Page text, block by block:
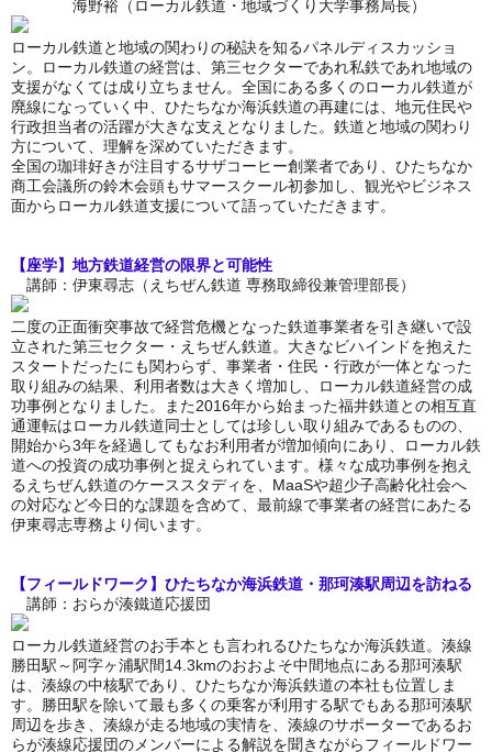
海野裕（ローカル鉄道・地域づくり大学事務局長）
ローカル鉄道と地域の関わりの秘訣を知るパネルディスカッショ
ン。ローカル鉄道の経営は、第三セクターであれ私鉄であれ地域の
支援がなくては成り立ちません。全国にある多くのローカル鉄道が
廃線になっていく中、ひたちなか海浜鉄道の再建には、地元住民や
行政担当者の活躍が大きな支えとなりました。鉄道と地域の関わり
方について、理解を深めていただきます。
全国の珈琲好きが注目するサザコーヒー創業者であり、ひたちなか
商工会議所の鈴木会頭もサマースクール初参加し、観光やビジネス
面からローカル鉄道支援について語っていただきます。
【座学】地方鉄道経営の限界と可能性
講師：伊東尋志（えちぜん鉄道 専務取締役兼管理部長）
二度の正面衝突事故で経営危機となった鉄道事業者を引き継いで設
立された第三セクター・えちぜん鉄道。大きなビハインドを抱えた
スタートだったにも関わらず、事業者・住民・行政が一体となった
取り組みの結果、利用者数は大きく増加し、ローカル鉄道経営の成
功事例となりました。また2016年から始まった福井鉄道との相互直
通運転はローカル鉄道同士としては珍しい取り組みであるものの、
開始から3年を経過してもなお利用者が増加傾向にあり、ローカル鉄
道への投資の成功事例と捉えられています。様々な成功事例を抱え
るえちぜん鉄道のケーススタディを、MaaSや超少子高齢化社会へ
の対応など今日的な課題を含めて、最前線で事業者の経営にあたる
伊東尋志専務より伺います。
【フィールドワーク】ひたちなか海浜鉄道・那珂湊駅周辺を訪ねる
講師：おらが湊鐵道応援団
ローカル鉄道経営のお手本とも言われるひたちなか海浜鉄道。湊線
勝田駅～阿字ヶ浦駅間14.3kmのおおよそ中間地点にある那珂湊駅
は、湊線の中核駅であり、ひたちなか海浜鉄道の本社も位置しま
す。勝田駅を除いて最も多くの乗客が利用する駅でもある那珂湊駅
周辺を歩き、湊線が走る地域の実情を、湊線のサポーターであるお
らが湊線応援団のメンバーによる解説を聞きながらフィールドワー